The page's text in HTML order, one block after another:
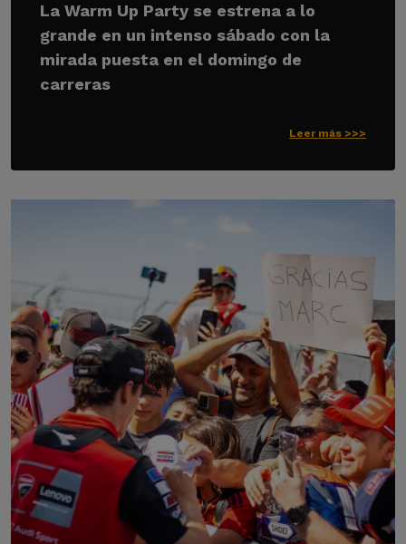
La Warm Up Party se estrena a lo
grande en un intenso sábado con la
mirada puesta en el domingo de
carreras
Leer más >>>